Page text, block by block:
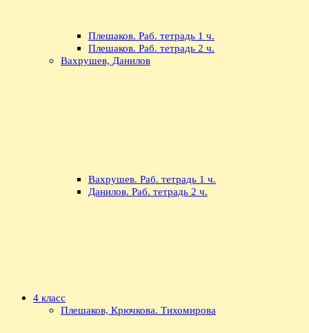
Плешаков. Раб. тетрадь 1 ч.
Плешаков. Раб. тетрадь 2 ч.
Вахрушев, Данилов
Вахрушев. Раб. тетрадь 1 ч.
Данилов. Раб. тетрадь 2 ч.
4 класс
Плешаков, Крючкова. Тихомирова